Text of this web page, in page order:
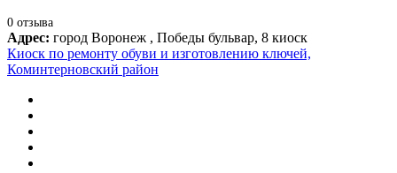
0 отзыва
Адрес: город Воронеж , Победы бульвар, 8 киоск
Киоск по ремонту обуви и изготовлению ключей,
Коминтерновский район